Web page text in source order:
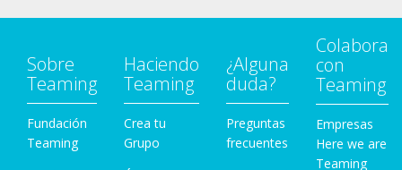
Sobre
Teaming
Fundación
Teaming
Haciendo
Teaming
Crea tu
Grupo
¿Alguna
duda?
Preguntas
frecuentes
Colabora
con
Teaming
Empresas
Here we are
Teaming